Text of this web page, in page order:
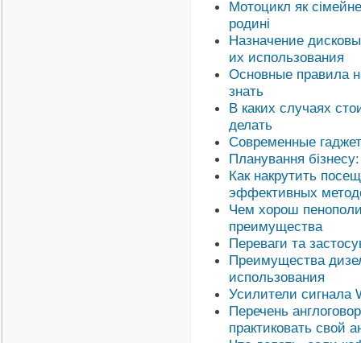
Мотоцикл як
родині
Назначение
их использования
Основные правила
знать
В каких случаях
делать
Современные
Планування бізнесу:
Как накрутить
эффективных
Чем хорош
преимущества
Переваги та
Преимущества
использования
Усилители сигнала
Перечень
практиковать свой